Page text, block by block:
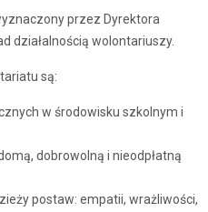
przez Dyrektora
działalnością wolontariuszy.
są:
w środowisku szkolnym i
dobrowolną i nieodpłatną
postaw: empatii, wrażliwości,